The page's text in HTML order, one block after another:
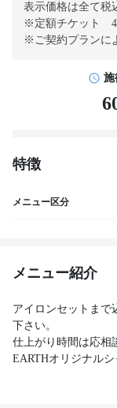
表示価格は全て税
※定額チケット 4
※ご契約プランに
施
特徴
メニュー区分
メニュー紹介
アイロンセットまで
下さい。
仕上がり時間は応相
EARTHオリジナルシ